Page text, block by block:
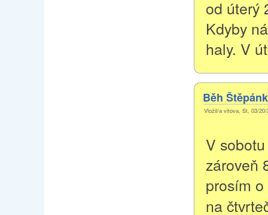
od úterý
Kdyby
haly. V
Běh
Vložil/a vitova, St, 03/
V
zároveň
prosím
na